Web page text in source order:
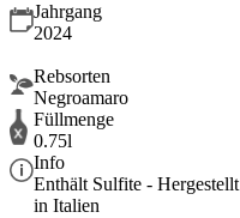
Jahrgang
2024
Rebsorten
Negroamaro
Füllmenge
0.75l
Info
Enthält Sulfite - Hergestellt
in Italien